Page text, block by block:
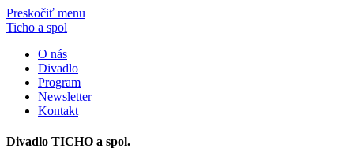
Preskočiť menu
Ticho a spol
O nás
Divadlo
Program
Newsletter
Kontakt
Divadlo TICHO a spol.